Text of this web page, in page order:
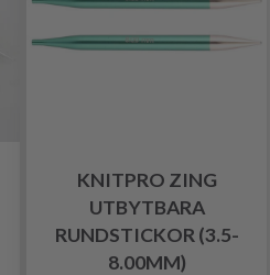
KNITPRO ZING
UTBYTBARA
RUNDSTICKOR (3.5-
8.00MM)